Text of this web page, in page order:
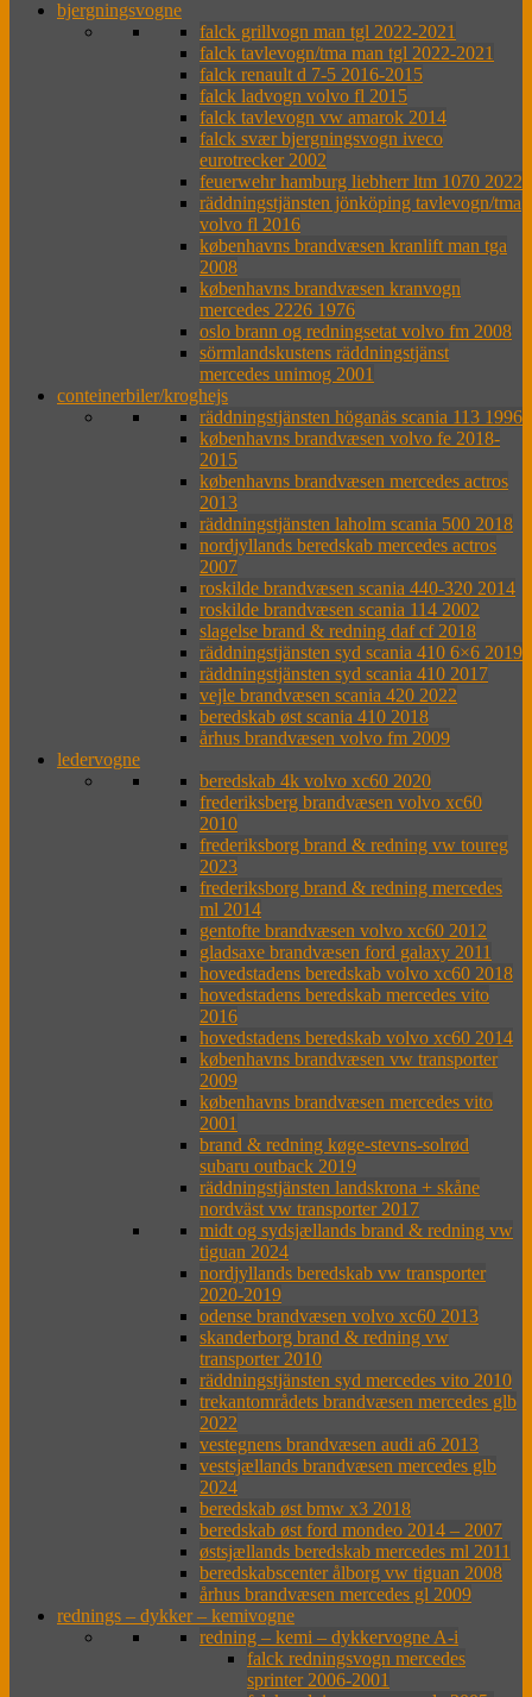
bjergningsvogne
falck grillvogn man tgl 2022-2021
falck tavlevogn/tma man tgl 2022-2021
falck renault d 7-5 2016-2015
falck ladvogn volvo fl 2015
falck tavlevogn vw amarok 2014
falck svær bjergningsvogn iveco
eurotrecker 2002
feuerwehr hamburg liebherr ltm 1070 2022
räddningstjänsten jönköping tavlevogn/tma
volvo fl 2016
københavns brandvæsen kranlift man tga
2008
københavns brandvæsen kranvogn
mercedes 2226 1976
oslo brann og redningsetat volvo fm 2008
sörmlandskustens räddningstjänst
mercedes unimog 2001
conteinerbiler/kroghejs
räddningstjänsten höganäs scania 113 1996
københavns brandvæsen volvo fe 2018-
2015
københavns brandvæsen mercedes actros
2013
räddningstjänsten laholm scania 500 2018
nordjyllands beredskab mercedes actros
2007
roskilde brandvæsen scania 440-320 2014
roskilde brandvæsen scania 114 2002
slagelse brand & redning daf cf 2018
räddningstjänsten syd scania 410 6×6 2019
räddningstjänsten syd scania 410 2017
vejle brandvæsen scania 420 2022
beredskab øst scania 410 2018
århus brandvæsen volvo fm 2009
ledervogne
beredskab 4k volvo xc60 2020
frederiksberg brandvæsen volvo xc60
2010
frederiksborg brand & redning vw toureg
2023
frederiksborg brand & redning mercedes
ml 2014
gentofte brandvæsen volvo xc60 2012
gladsaxe brandvæsen ford galaxy 2011
hovedstadens beredskab volvo xc60 2018
hovedstadens beredskab mercedes vito
2016
hovedstadens beredskab volvo xc60 2014
københavns brandvæsen vw transporter
2009
københavns brandvæsen mercedes vito
2001
brand & redning køge-stevns-solrød
subaru outback 2019
räddningstjänsten landskrona + skåne
nordväst vw transporter 2017
midt og sydsjællands brand & redning vw
tiguan 2024
nordjyllands beredskab vw transporter
2020-2019
odense brandvæsen volvo xc60 2013
skanderborg brand & redning vw
transporter 2010
räddningstjänsten syd mercedes vito 2010
trekantområdets brandvæsen mercedes glb
2022
vestegnens brandvæsen audi a6 2013
vestsjællands brandvæsen mercedes glb
2024
beredskab øst bmw x3 2018
beredskab øst ford mondeo 2014 – 2007
østsjællands beredskab mercedes ml 2011
beredskabscenter ålborg vw tiguan 2008
århus brandvæsen mercedes gl 2009
rednings – dykker – kemivogne
redning – kemi – dykkervogne A-i
falck redningsvogn mercedes
sprinter 2006-2001